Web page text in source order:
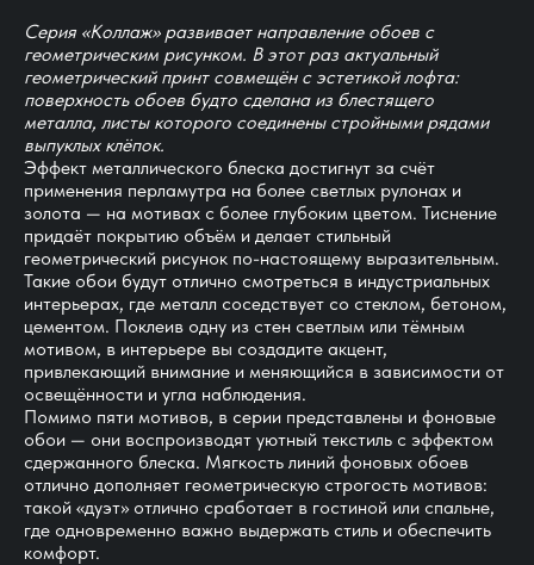
Серия «Коллаж» развивает направление обоев с
геометрическим рисунком. В этот раз актуальный
геометрический принт совмещён с эстетикой лофта:
поверхность обоев будто сделана из блестящего
металла, листы которого соединены стройными рядами
выпуклых клёпок.
Эффект металлического блеска достигнут за счёт
применения перламутра на более светлых рулонах и
золота — на мотивах с более глубоким цветом. Тиснение
придаёт покрытию объём и делает стильный
геометрический рисунок по-настоящему выразительным.
Такие обои будут отлично смотреться в индустриальных
интерьерах, где металл соседствует со стеклом, бетоном,
цементом. Поклеив одну из стен светлым или тёмным
мотивом, в интерьере вы создадите акцент,
привлекающий внимание и меняющийся в зависимости от
освещённости и угла наблюдения.
Помимо пяти мотивов, в серии представлены и фоновые
обои — они воспроизводят уютный текстиль с эффектом
сдержанного блеска. Мягкость линий фоновых обоев
отлично дополняет геометрическую строгость мотивов:
такой «дуэт» отлично сработает в гостиной или спальне,
где одновременно важно выдержать стиль и обеспечить
комфорт.